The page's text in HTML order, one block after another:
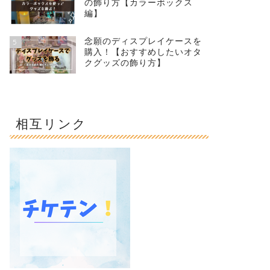
の飾り方【カラーボックス
編】
5
念願のディスプレイケースを
購入！【おすすめしたいオタ
クグッズの飾り方】
相互リンク